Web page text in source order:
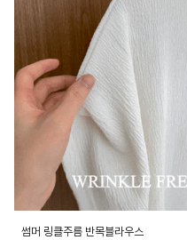
썸머 링클주름 반목블라우스